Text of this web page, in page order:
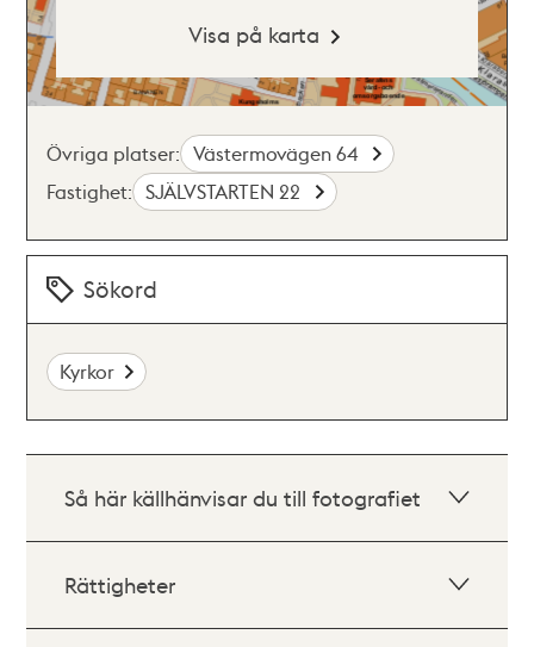
Visa på karta
Övriga platser: Västermovägen 64
Fastighet: SJÄLVSTARTEN 22
Sökord
Kyrkor
Så här källhänvisar du till fotografiet
Rättigheter